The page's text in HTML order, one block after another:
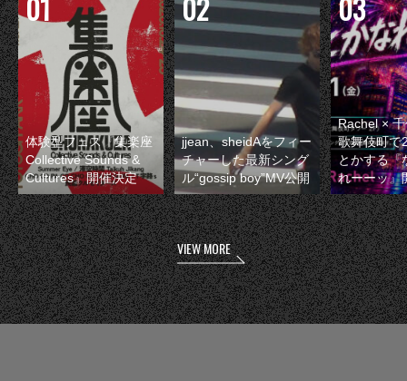
体験型フェス『集楽座
Collective Sounds &
Cultures』開催決定
jjean、sheidAをフィー
チャーした最新シング
ル“gossip boy”MV公開
Rachel ×
歌舞伎町で
とかする『
れーーッ』
VIEW MORE